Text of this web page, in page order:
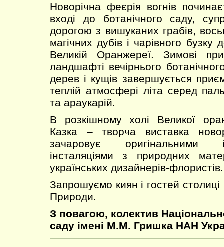
Новорічна феєрія вогнів
вході до ботанічного саду,
дорогою з вишуканих грабів,
магічних дубів і чарівного бузку
Великій Оранжереї. Зимові
ландшафті вечірнього
дерев і кущів завершується
теплій атмосфері літа серед
та араукарій.
В розкішному холі Великої
Казка – творча виставка
зачаровує оригінальними
інсталяціями з природних
українських дизайнерів-флористів.
Запрошуємо киян і гостей
Природи.
З повагою, колектив
саду імені М.М. Гришка НАН